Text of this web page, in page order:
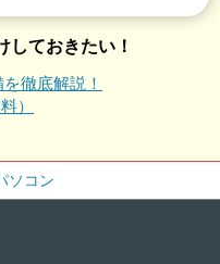
しておきたい！
徹底解説！
）
ソコン